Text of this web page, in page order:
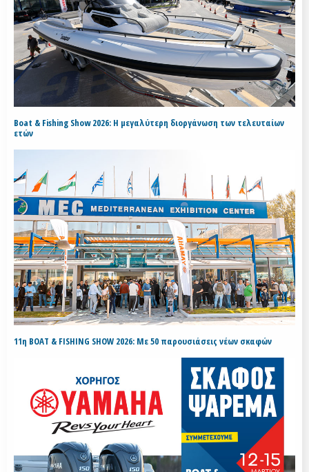
Boat & Fishing Show 2026: Η μεγαλύτερη διοργάνωση των τελευταίων
ετών
11η BOAT & FISHING SHOW 2026: Με 50 παρουσιάσεις νέων σκαφών